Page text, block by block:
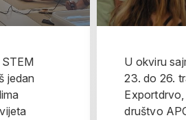
jedan
U okviru
23. do 26.
društvo